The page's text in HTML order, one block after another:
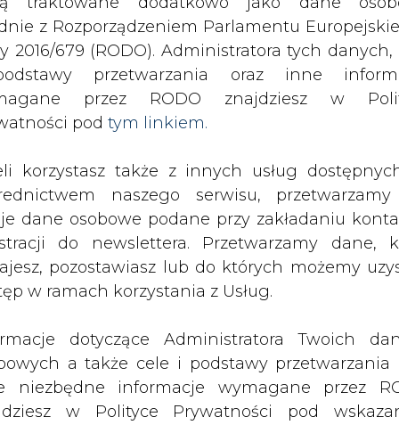
ZMIANY KADROWE NA RYNKU
z Rozporządzeniem Parlamentu
2016/679 (RODO). Administratora tych danych,
przetwarzania oraz inne
przez RODO znajdziesz w
pod tym linkiem.
korzystasz także z innych usług
naszego serwisu,
dane osobowe podane przy zakładaniu
do newslettera. Przetwarzamy dane,
pozostawiasz lub do których możemy
w ramach korzystania z Usług.
dotyczące Administratora Twoich
a także cele i podstawy przetwarzania
niezbędne informacje wymagane przez
w Polityce Prywatności pod
będzie w całej Polsce dniem żałoby narodowej
drukuj skomentuj udostępnij:
będzie w całej